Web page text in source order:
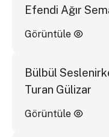
Efendi Ağır
Görüntüle
Bülbül
Turan Gülizar
Görüntüle